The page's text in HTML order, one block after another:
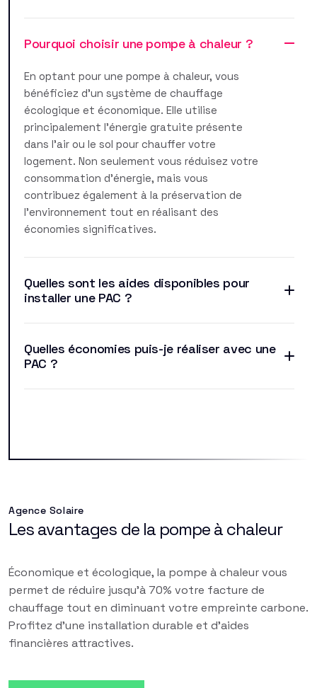
Pourquoi choisir une pompe à chaleur ?
En optant pour une pompe à chaleur, vous
bénéficiez d'un système de chauffage
écologique et économique. Elle utilise
principalement l'énergie gratuite présente
dans l'air ou le sol pour chauffer votre
logement. Non seulement vous réduisez votre
consommation d'énergie, mais vous
contribuez également à la préservation de
l'environnement tout en réalisant des
économies significatives.
Quelles sont les aides disponibles pour
installer une PAC ?
Quelles économies puis-je réaliser avec une
PAC ?
Agence Solaire
Les avantages de la pompe à chaleur
Économique et écologique, la pompe à chaleur vous
permet de réduire jusqu'à 70% votre facture de
chauffage tout en diminuant votre empreinte carbone.
Profitez d'une installation durable et d'aides
financières attractives.